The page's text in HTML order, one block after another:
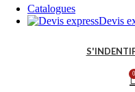
Catalogues
Devis
0